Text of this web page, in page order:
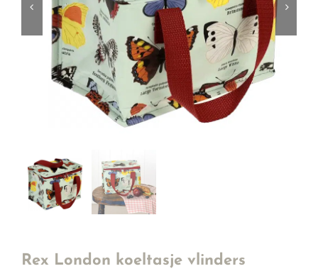
Rex London koeltasje vlinders